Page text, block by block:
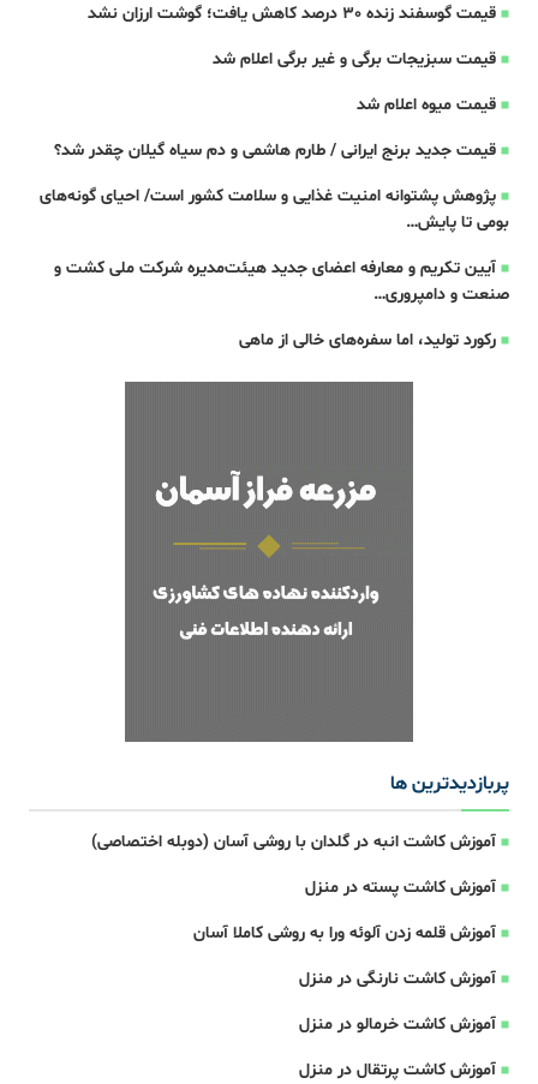
قیمت گوسفند زنده 30 درصد کاهش یافت؛ گوشت ارزان نشد
قیمت سبزیجات برگی و غیر برگی اعلام شد
قیمت میوه اعلام شد
قیمت جدید برنج ایرانی / طارم هاشمی و دم سیاه گیلان چقدر شد؟
پژوهش پشتوانه امنیت غذایی و سلامت کشور است/ احیای گونه‌های
بومی تا پایش…
آیین تکریم و معارفه اعضای جدید هیئت‌مدیره شرکت ملی کشت و
صنعت و دامپروری…
رکورد تولید، اما سفره‌های خالی از ماهی
پربازدیدترین ها
آموزش کاشت انبه در گلدان با روشی آسان (دوبله اختصاصی)
آموزش کاشت پسته در منزل
آموزش قلمه زدن آلوئه ورا به روشی کاملا آسان
آموزش کاشت نارنگی در منزل
آموزش کاشت خرمالو در منزل
آموزش کاشت پرتقال در منزل